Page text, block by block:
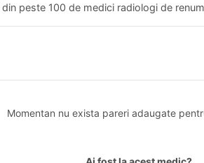
peste 100 de medici radiologi de
Momentan nu exista pareri adaugate